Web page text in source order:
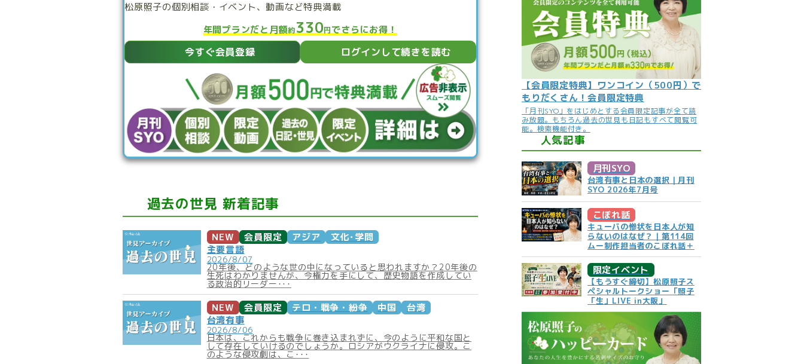
松原照子の個別相談・ イベント、動画など特典満載
年間プランだと月額約330円でさらにお得！
今すぐ会員登録 ログインして続きを読む
過去の世見 新着記事
NEW 会員限定 アジア
文化･学問
主要言語
2026/8/07
20年後、どのような世の中になっていると思われますか？20年後の
生死はわかりませんが、今権力を手にして、歴史物語を作成してい
る政治的リーダー･･･
NEW 会員限定 テロ・戦争・紛争 中国
台湾
台湾有事
2026/8/06
日本は、これからも戦争に巻き込まれずに、今のように平和な国と
して存在していけるのでしょうか。ロシアがウクライナに侵攻。こ
のような侵攻劇は、こ･･･
【会員限定特典】ワンコイン（500円）で
もりだくさん！会員限定特典
「月刊SYO」をはじめとする会員限定記事が全て読
み放題。もちろん過去の世見も日記もすべて閲覧可
能。検索機能付き。
人気記事
月刊SYO
台湾有事と日本の選択｜月刊
SYO 2026年7月号
こぼれ話
キューバの惨状を日本人が知
らないのはなぜ？｜第114回
ムー制作担当者のこぼれ話＋
限定イベント
【もうすぐ締切】松原照子ス
ペシャルトークショー「照子
「生」LIVE in大阪」